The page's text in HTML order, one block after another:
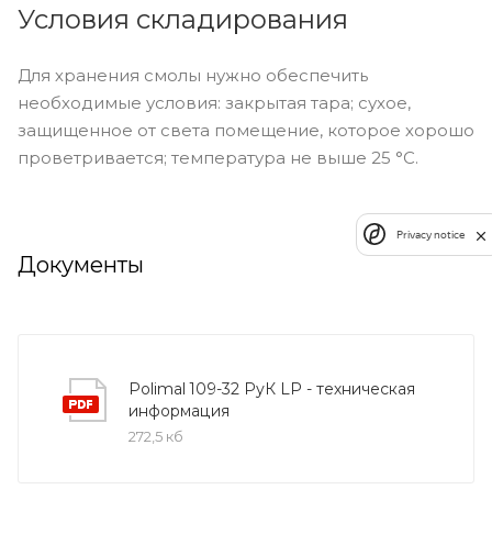
Условия складирования
Для хранения смолы нужно обеспечить
необходимые условия: закрытая тара; сухое,
защищенное от света помещение, которое хорошо
проветривается; температура не выше 25 °С.
Документы
Polimal 109-32 РуК LP - техническая
информация
272,5 кб
Privacy notice